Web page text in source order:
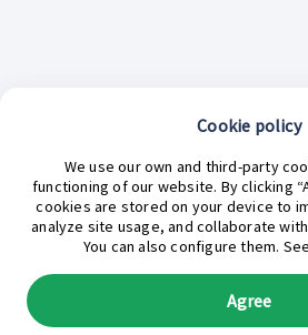
¿En qué
Cookie policy
We use our own and third-party
functioning of our website. By clicking
cookies are stored on your device to
analyze site usage, and collaborate
You can also configure them.
Agree